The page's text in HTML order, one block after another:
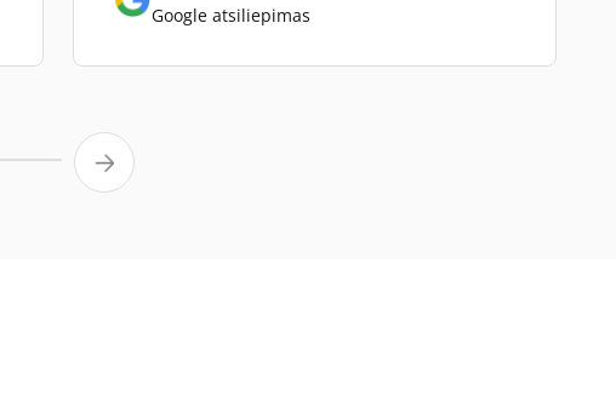
Google atsiliepimas